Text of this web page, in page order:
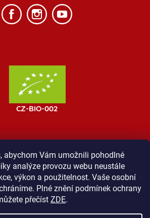
abychom Vám umožnili pohodlné
analýze provozu webu neustále
výkon a použitelnost. Vaše osobní
Plné znění podmínek ochrany
přečíst ZDE.
Vše o nákupu
Obchodní podmínky
osobních údajů
Kontakt